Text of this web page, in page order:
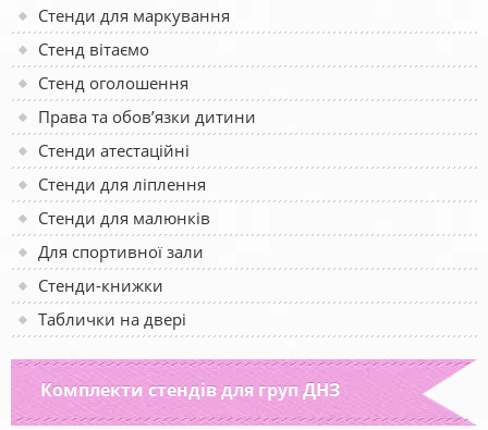
Стенди для маркування
Стенд вітаємо
Стенд оголошення
Права та обов’язки дитини
Стенди атестаційні
Стенди для ліплення
Стенди для малюнків
Для спортивної зали
Стенди-книжки
Таблички на двері
Комплекти стендів для груп ДНЗ